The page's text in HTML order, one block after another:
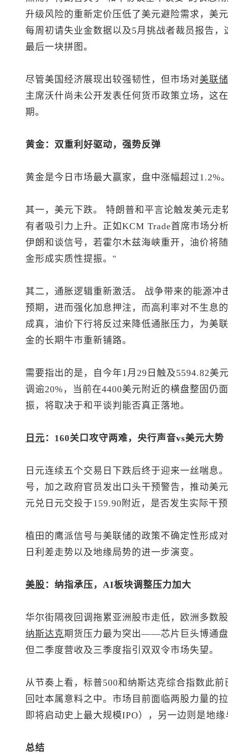
升级风险的重新定价压低了美元避险需求， 美
每周初请失业金数据以及5月挑战者裁员报告，
最后一块拼图。
尽管美国经济展现出较强韧性，但市场对美联储
主席沃什尚未公开发表任何货币政策立场，这
期。
黄金：双重利好驱动，强势反弹
黄金是今日市场最大赢家，盘中涨幅超过1.2%
其一，美元下跌。 特朗普和平言论触发美元走
有者吸引力上升。正如KCM Trade首席市场分
伊朗和谈信号，若霍尔木兹海峡重开，油价将
金形成实质性提振。"
其二，通胀逻辑重新激活。 战争带来的能源
预期，进而强化加息押注，而高利率对不生息
成真，油价下行将反过来降低通胀压力，为美
金的长期牛市重新铺路。
需要指出的是，自今年1月29日触及5594.82美
调逾20%，当前在4400美元附近的横盘整固仍
振，将取决于和平谈判能否真正落地。
日元 ：160关口攻守两难，央行声音vs美元大势
日元连续五个交易日下跌后终于迎来一丝喘息。
号，加之政府官员发出口头干预警告，推动美
元兑日元交投于159.90附近，是否发生实际干
植田的鹰派信号与美联储的政策不确定性形成
日利差走势以及地缘局势的进一步演变。
美股 ：纳指承压，AI板块调整压力加大
华尔街隔夜回调拖累亚洲股市走低，欧洲多数
纳斯达克期货压力最为突出——芯片巨头博通
但二季度营收及三季度指引双双令市场失望。
从节奏上看， 标普500和纳斯达克综合指数此
回吐本属意料之中。市场目前面临两股力量的
即将启动史上最大规模IPO），另一边则是地
总结